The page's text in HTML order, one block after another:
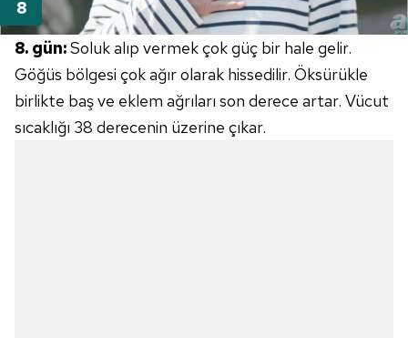
8. gün:Soluk alıp vermek çok güç bir hale gelir.
Göğüs bölgesi çok ağır olarak hissedilir. Öksürükle
birlikte baş ve eklem ağrıları son derece artar. Vücut
sıcaklığı 38 derecenin üzerine çıkar.